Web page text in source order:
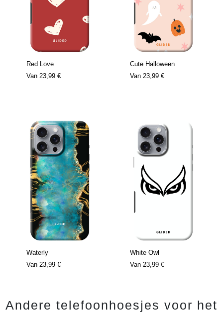
Red Love
Van 23,99 €
Cute Halloween
Van 23,99 €
Waterly
Van 23,99 €
White Owl
Van 23,99 €
Andere telefoonhoesjes voor het